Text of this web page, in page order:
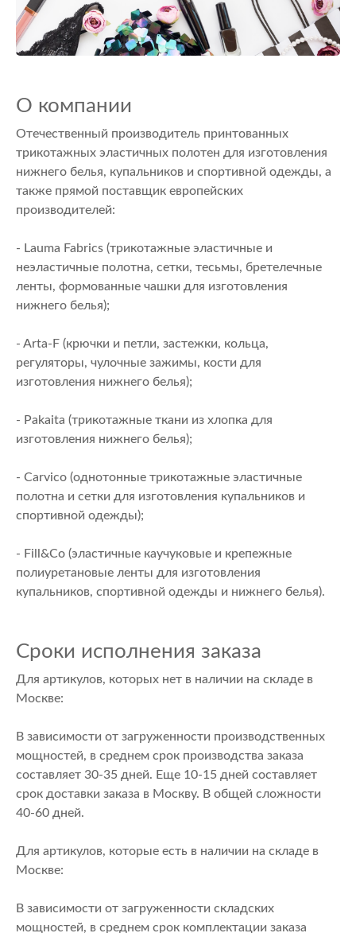
О компании
Отечественный производитель принтованных
трикотажных эластичных полотен для изготовления
нижнего белья, купальников и спортивной одежды, а
также прямой поставщик европейских
производителей:
- Lauma Fabrics (трикотажные эластичные и
неэластичные полотна, сетки, тесьмы, бретелечные
ленты, формованные чашки для изготовления
нижнего белья);
- Arta-F (крючки и петли, застежки, кольца,
регуляторы, чулочные зажимы, кости для
изготовления нижнего белья);
- Pakaita (трикотажные ткани из хлопка для
изготовления нижнего белья);
- Carvico (однотонные трикотажные эластичные
полотна и сетки для изготовления купальников и
спортивной одежды);
- Fill&Co (эластичные каучуковые и крепежные
полиуретановые ленты для изготовления
купальников, спортивной одежды и нижнего белья).
Сроки исполнения заказа
Для артикулов, которых нет в наличии на складе в
Москве:
В зависимости от загруженности производственных
мощностей, в среднем срок производства заказа
составляет 30-35 дней. Еще 10-15 дней составляет
срок доставки заказа в Москву. В общей сложности
40-60 дней.
Для артикулов, которые есть в наличии на складе в
Москве:
В зависимости от загруженности складских
мощностей, в среднем срок комплектации заказа